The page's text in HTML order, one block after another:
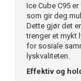
Ice Cube C95
som gir deg
Dette gjør det
trenger et mykt
for sosiale
lyskvaliteten.
Effektiv og